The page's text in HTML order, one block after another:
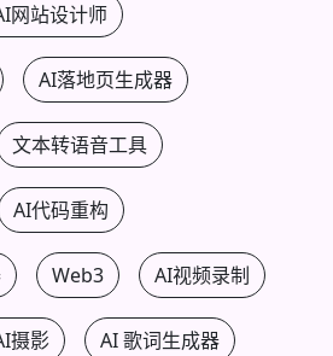
网站设计师
AI落地页生成器
文本转语音工具
AI代码重构
Web3 AI视频录制
摄影 AI 歌词生成器